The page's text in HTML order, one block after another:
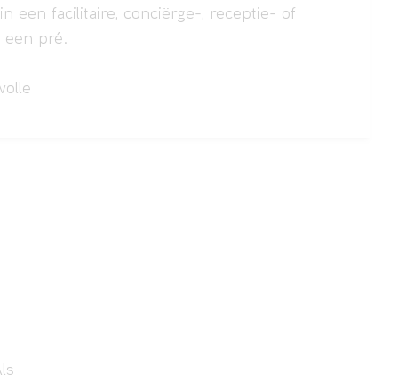
een facilitaire, conciërge-, receptie- of
een pré.